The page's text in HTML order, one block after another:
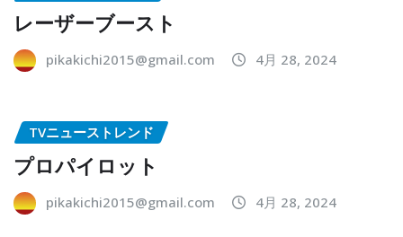
レーザーブースト
pikakichi2015@gmail.com 4月 28, 2024
TVニューストレンド
プロパイロット
pikakichi2015@gmail.com 4月 28, 2024